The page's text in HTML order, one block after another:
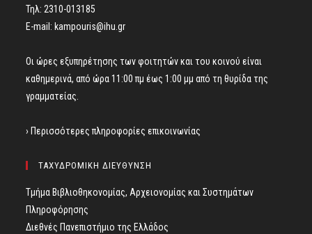
Τηλ: 2310-013185
E-mail: kampouris@ihu.gr
Οι ώρες εξυπηρέτησης των φοιτητών και του κοινού είναι
καθημερινά, από ώρα 11:00 πμ έως 1:00 μμ από τη θυρίδα της
γραμματείας.
› Περισσότερες πληροφορίες επικοινωνίας
ΤΑΧΥΔΡΟΜΙΚΗ ΔΙΕΥΘΥΝΣΗ
Τμήμα Βιβλιοθηκονομίας, Αρχειονομίας και Συστημάτων
Πληροφόρησης
Διεθνές Πανεπιστήμιο της Ελλάδος